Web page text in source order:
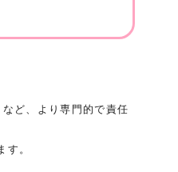
ど、より専門的で責任
。